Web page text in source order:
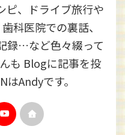
ピ、ドライブ旅行や
科医院での裏話、
録…など色々綴って
も Blogに記事を投
Andyです。